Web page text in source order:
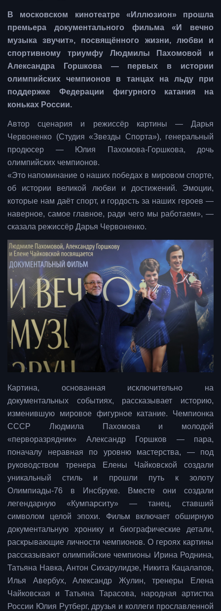
В московском кинотеатре «Иллюзион» прошла
премьера документального фильма «И вечно
музыка звучит», посвящённого жизни, любви и
спортивному триумфу Людмилы Пахомовой и
Александра Горшкова — первых в истории
олимпийских чемпионов в танцах на льду при
поддержке Федерации фигурного катания на
коньках России.
Автор сценария и режиссёр картины — Дарья
Червоненко (Студия «Звезды Спорта»), генеральный
продюсер — Юлия Пахомова-Горшкова, дочь
олимпийских чемпионов.
«Это напоминание о наших победах в мировом спорте,
об истории великой любви и достижений. Эмоции,
которые нам даёт спорт, и гордость за наших героев —
наверное, самое главное, ради чего мы работаем», —
сказала режиссёр Дарья Червоненко.
Картина, основанная исключительно на
документальных событиях, рассказывает историю,
изменившую мировое фигурное катание. Чемпионка
СССР Людмила Пахомова и молодой
«перворазрядник» Александр Горшков — пара,
поначалу неравная по уровню мастерства, — под
руководством тренера Елены Чайковской создали
уникальный стиль и прошли путь к золоту
Олимпиады-76 в Инсбруке. Вместе они создали
легендарную «Кумпарситу» — танец, ставший
символом целой эпохи. Фильм включает обширную
документальную хронику и биографические детали,
раскрывающие личности чемпионов. О героях картины
рассказывают олимпийские чемпионы Ирина Роднина,
Татьяна Навка, Антон Сихарулидзе, Никита Кацалапов,
Илья Авербух, Александр Жулин, тренеры Елена
Чайковская и Татьяна Тарасова, народная артистка
России Юлия Рутберг, друзья и коллеги прославленной